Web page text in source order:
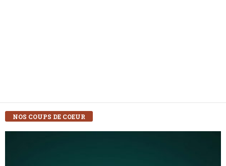
NOS COUPS DE COEUR